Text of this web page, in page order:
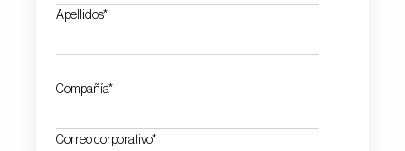
Apellidos*
Compañía*
Correo corporativo*